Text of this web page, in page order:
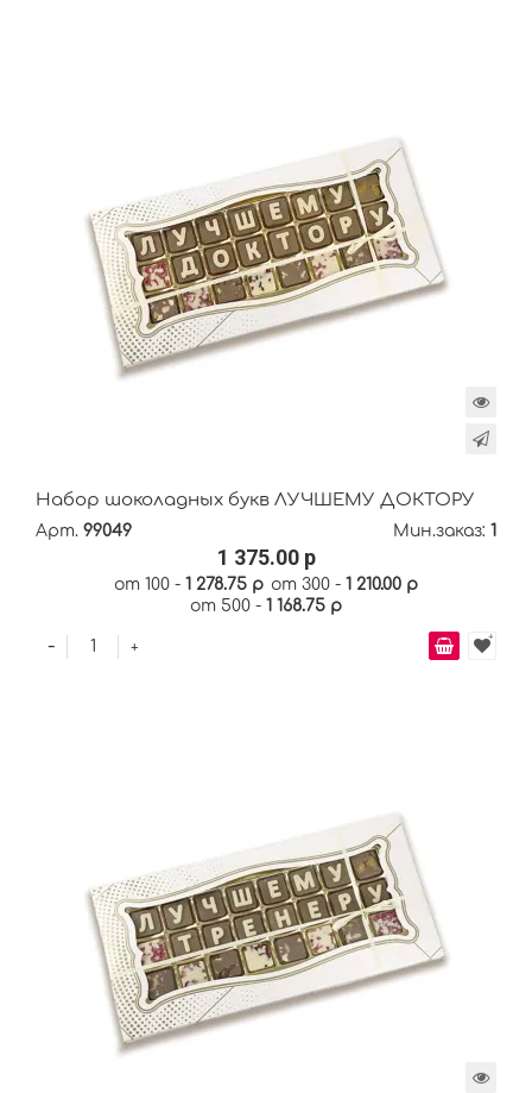
Набор шоколадных букв ЛУЧШЕМУ ДОКТОРУ
Арт. 99049 Мин.заказ: 1
1 375.00 р
от 100 - 1 278.75 р от 300 - 1 210.00 р
от 500 - 1 168.75 р
+
-